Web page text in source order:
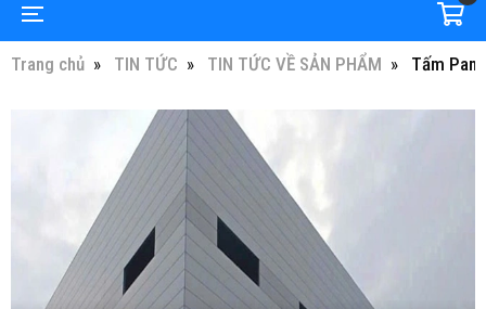
Trang chủ TIN TỨC TIN TỨC VỀ SẢN PHẨM Tấm